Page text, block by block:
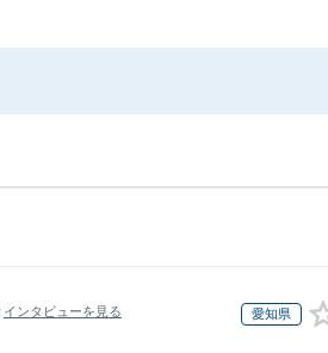
インタビューを見る 愛知県